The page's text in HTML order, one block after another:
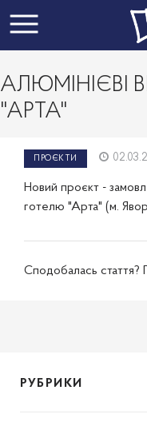
Toggle navigation
АЛЮМІНІЄВІ
"АРТА"
ПРОЄКТИ
Новий проєкт -
готелю "Арта" (м.
Сподобалась стаття?
РУБРИКИ